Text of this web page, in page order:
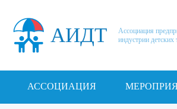
АИДТ
Ассоциация
индустрии детских
АССОЦИАЦИЯ